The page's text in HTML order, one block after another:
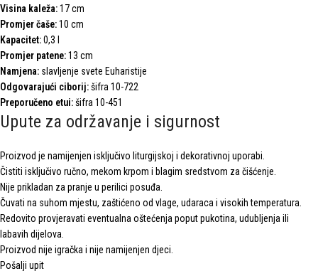
Visina kaleža:17 cm
Promjer čaše:10 cm
Kapacitet:0,3 l
Promjer patene:13 cm
Namjena: slavljenje svete Euharistije
Odgovarajući ciborij:šifra 10-722
Preporučeno etui:šifra 10-451
Upute za održavanje i sigurnost
Proizvod je namijenjen isključivo liturgijskoj i dekorativnoj uporabi.
Čistiti isključivo ručno, mekom krpom i blagim sredstvom za čišćenje.
Nije prikladan za pranje u perilici posuđa.
Čuvati na suhom mjestu, zaštićeno od vlage, udaraca i visokih temperatura.
Redovito provjeravati eventualna oštećenja poput pukotina, udubljenja ili
labavih dijelova.
Proizvod nije igračka i nije namijenjen djeci.
Pošalji upit